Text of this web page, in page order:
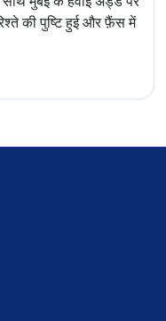
की पुष्टि हुई और फ़ैंस में